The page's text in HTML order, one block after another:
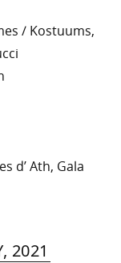
/ Kostuums,
d’ Ath, Gala
2021